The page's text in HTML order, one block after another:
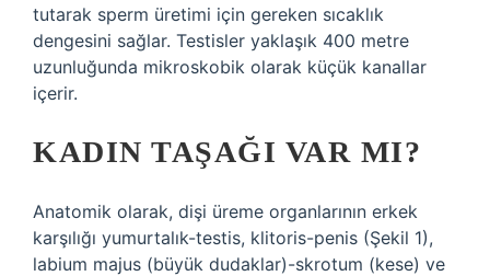
tutarak sperm üretimi için gereken sıcaklık
dengesini sağlar. Testisler yaklaşık 400 metre
uzunluğunda mikroskobik olarak küçük kanallar
içerir.
KADIN TAŞAĞI VAR MI?
Anatomik olarak, dişi üreme organlarının erkek
karşılığı yumurtalık-testis, klitoris-penis (Şekil 1),
labium majus (büyük dudaklar)-skrotum (kese) ve